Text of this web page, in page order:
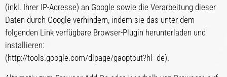
(inkl. Ihrer IP-Adresse) an Google sowie die Verarbeitung dieser
Daten durch Google verhindern, indem sie das unter dem
folgenden Link verfügbare Browser-Plugin herunterladen und
installieren:
(http://tools.google.com/dlpage/gaoptout?hl=de).